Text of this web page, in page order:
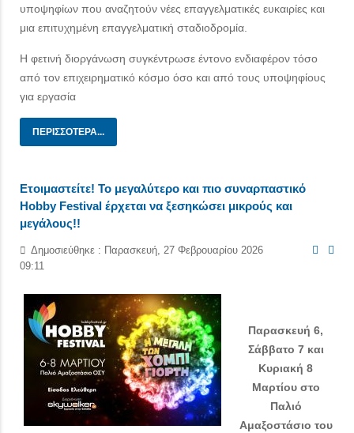
υποψηφίων που αναζητούν νέες επαγγελματικές ευκαιρίες και
μια επιτυχημένη επαγγελματική σταδιοδρομία.
Η φετινή διοργάνωση συγκέντρωσε έντονο ενδιαφέρον τόσο
από τον επιχειρηματικό κόσμο όσο και από τους υποψηφίους
για εργασία
ΠΕΡΙΣΣΌΤΕΡΑ...
Ετοιμαστείτε! Το μεγαλύτερο και πιο συναρπαστικό
Hobby Festival έρχεται να ξεσηκώσει μικρούς και
μεγάλους!!
Δημοσιεύθηκε : Παρασκευή, 27 Φεβρουαρίου 2026
09:11
Παρασκευή 6,
Σάββατο 7 και
Κυριακή 8
Μαρτίου στο
Παλιό
Αμαξοστάσιο του